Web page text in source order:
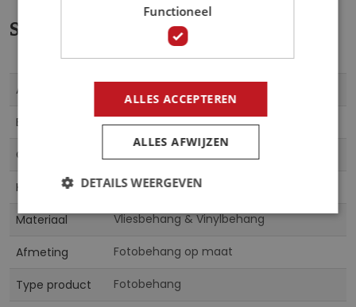
Specificaties
informatie
Artikelnummer
EAN 5903011236626
Collectie
Kleur Multicolor
Materiaal Vliesbehang & Vinylbehang
Afmeting Fotobehang op maat
Type product Fotobehang
Functioneel
ALLES ACCEPTEREN
ALLES AFWIJZEN
DETAILS WEERGEVEN